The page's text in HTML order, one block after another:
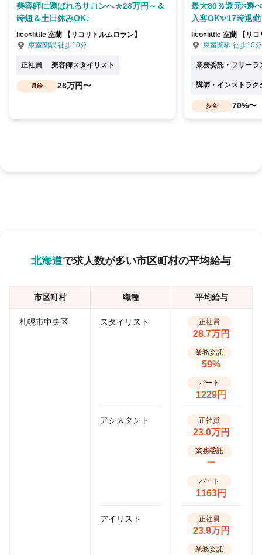
美容師に選ばれるサロンへ★28万円～＆
時短＆土日休みOK♪
lico×little 室蘭 【リコリトルムロラン】
東室蘭駅 徒歩10分
正社員 美容師スタイリスト
月給 28万円〜
最大80％還元×選
入客OK✨17時退勤
lico×little 室蘭 【リコ
東室蘭駅 徒歩10分
業務委託・フリーラ
講師・インストラク
歩合 70%〜
北海道で求人数が多い市区町村の平均給与
市区町村 職種 平均給与
札幌市中央区 スタイリスト 正社員
28.7万円
業務委託
59%
パート
1229円
アシスタント 正社員
23.0万円
業務委託
ー
パート
1163円
アイリスト 正社員
23.9万円
業務委託